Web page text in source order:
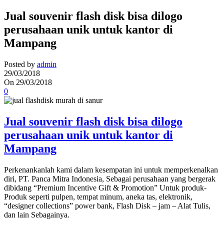
Jual souvenir flash disk bisa dilogo
perusahaan unik untuk kantor di
Mampang
Posted by admin
29/03/2018
On 29/03/2018
0
Jual souvenir flash disk bisa dilogo
perusahaan unik untuk kantor di
Mampang
Perkenankanlah kami dalam kesempatan ini untuk memperkenalkan
diri, PT. Panca Mitra Indonesia, Sebagai perusahaan yang bergerak
dibidang “Premium Incentive Gift & Promotion” Untuk produk-
Produk seperti pulpen, tempat minum, aneka tas, elektronik,
“designer collections” power bank, Flash Disk – jam – Alat Tulis,
dan lain Sebagainya.